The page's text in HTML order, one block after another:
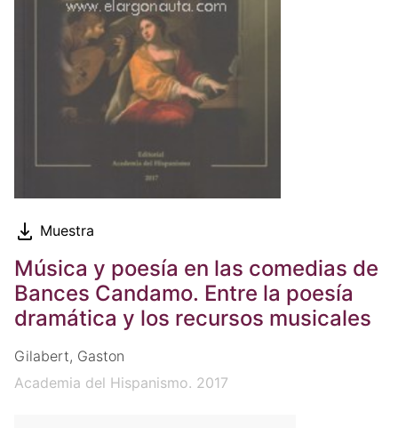
Muestra
Música y poesía en las comedias de
Bances Candamo. Entre la poesía
dramática y los recursos musicales
Gilabert, Gaston
Academia del Hispanismo. 2017